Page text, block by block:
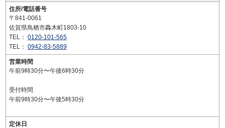
住所/電話番号
〒841-0061
佐賀県鳥栖市轟木町1803-10
TEL： 0120-101-565
TEL： 0942-83-5889
営業時間
午前9時30分〜午後6時30分
受付時間
午前9時30分〜午後5時30分
定休日